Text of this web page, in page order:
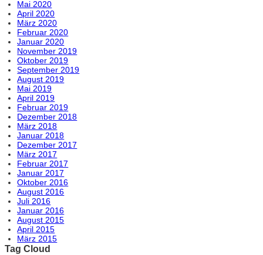
Mai 2020
April 2020
März 2020
Februar 2020
Januar 2020
November 2019
Oktober 2019
September 2019
August 2019
Mai 2019
April 2019
Februar 2019
Dezember 2018
März 2018
Januar 2018
Dezember 2017
März 2017
Februar 2017
Januar 2017
Oktober 2016
August 2016
Juli 2016
Januar 2016
August 2015
April 2015
März 2015
Tag Cloud